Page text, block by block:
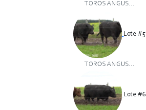
TOROS ANGUS...
Lote #5
TOROS ANGUS...
Lote #6